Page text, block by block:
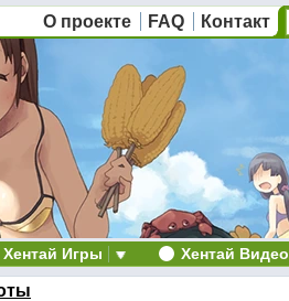
О проекте FAQ Контакт
Хентай Игры Хентай Видео